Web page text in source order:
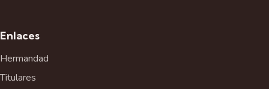
Enlaces
Hermandad
Titulares